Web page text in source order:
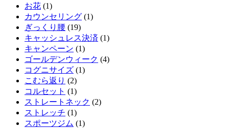
お花 (1)
カウンセリング (1)
ぎっくり腰 (19)
キャッシュレス決済 (1)
キャンペーン (1)
ゴールデンウィーク (4)
コグニサイズ (1)
こむら返り (2)
コルセット (1)
ストレートネック (2)
ストレッチ (1)
スポーツジム (1)